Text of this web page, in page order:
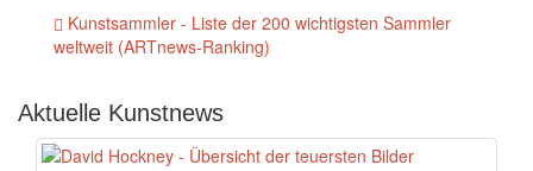
Kunstsammler - Liste der 200 wichtigsten Sammler
weltweit (ARTnews-Ranking)
Aktuelle Kunstnews